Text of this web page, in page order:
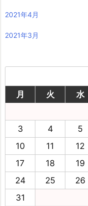
2021年4月
2021年3月
月
火 水
3
4 5
10
11 12
17
18 19
24
25 26
31